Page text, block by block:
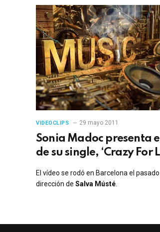
VIDEOCLIPS 29 mayo 2011
Sonia Madoc presenta
de su single, ‘Crazy For
El vídeo se rodó en Barcelona el
dirección de Salva Músté